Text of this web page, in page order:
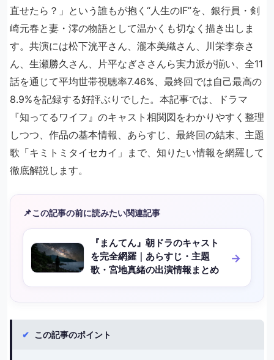
直せたら？」という誰もが抱く“人生のIF”を、銀行員・剣
崎元春と妻・澪の物語として温かくも切なく描き出しま
す。共演には松下洸平さん、瀧本美織さん、川栄李奈さ
ん、生瀬勝久さん、片平なぎささんら実力派が揃い、全11
話を通じて平均世帯視聴率7.46%、最終回では自己最高の
8.9%を記録する好評ぶりでした。本記事では、ドラマ
『知ってるワイフ』のキャスト相関図をわかりやすく整理
しつつ、作品の基本情報、あらすじ、最終回の結末、主題
歌「キミトミタイセカイ」まで、知りたい情報を網羅して
徹底解説します。
📌この記事の前に読みたい関連記事
『まんてん』朝ドラのキャスト
を完全網羅｜あらすじ・主題
歌・宮地真緒の出演情報まとめ
✔ この記事のポイント